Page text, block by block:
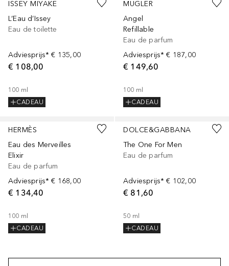
ISSEY MIYAKE
L’Eau d’Issey
Eau de toilette
Adviesprijs* € 135,00
€ 108,00
100 ml
CADEAU
MUGLER
Angel
Refillable
Eau de parfum
Adviesprijs* € 187,00
€ 149,60
100 ml
CADEAU
HERMÈS
Eau des Merveilles
Elixir
Eau de parfum
Adviesprijs* € 168,00
€ 134,40
100 ml
CADEAU
DOLCE&GABBANA
The One For Men
Eau de parfum
Adviesprijs* € 102,00
€ 81,60
50 ml
CADEAU